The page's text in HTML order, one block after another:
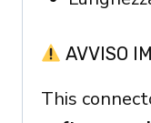
AVVISO
This